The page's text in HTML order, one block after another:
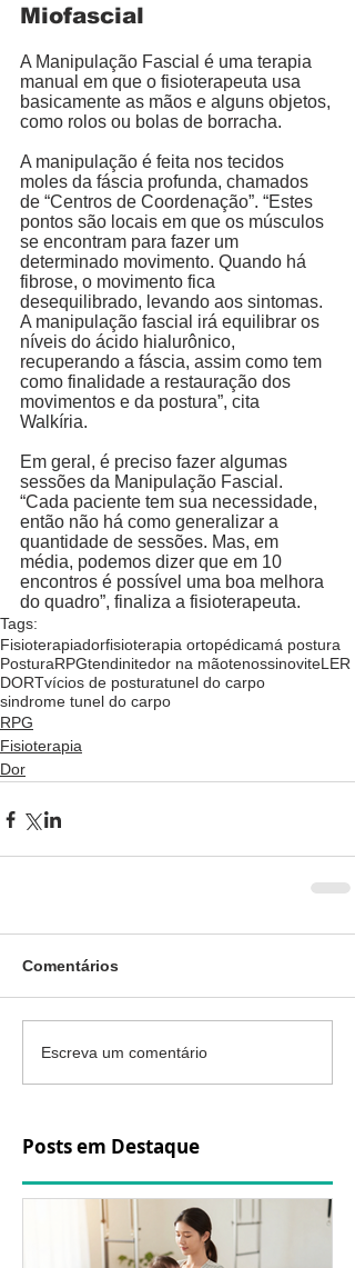
Miofascial
A Manipulação Fascial é uma terapia
manual em que o fisioterapeuta usa
basicamente as mãos e alguns objetos,
como rolos ou bolas de borracha.
A manipulação é feita nos tecidos
moles da fáscia profunda, chamados
de “Centros de Coordenação”. “Estes
pontos são locais em que os músculos
se encontram para fazer um
determinado movimento. Quando há
fibrose, o movimento fica
desequilibrado, levando aos sintomas.
A manipulação fascial irá equilibrar os
níveis do ácido hialurônico,
recuperando a fáscia, assim como tem
como finalidade a restauração dos
movimentos e da postura”, cita
Walkíria.
Em geral, é preciso fazer algumas
sessões da Manipulação Fascial.
“Cada paciente tem sua necessidade,
então não há como generalizar a
quantidade de sessões. Mas, em
média, podemos dizer que em 10
encontros é possível uma boa melhora
do quadro”, finaliza a fisioterapeuta.
Tags:
Fisioterapiadorfisioterapia ortopédicamá postura
PosturaRPGtendinitedor na mãotenossinoviteLER
DORTvícios de posturatunel do carpo
sindrome tunel do carpo
RPG
Fisioterapia
Dor
Comentários
Escreva um comentário
Posts em Destaque